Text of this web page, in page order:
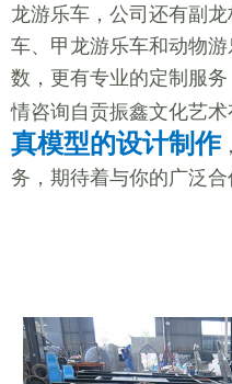
龙游乐车，公司还有副
车、甲龙游乐车和动物
数，更有专业的定制服
情咨询自贡振鑫文化艺
真模型的设计制作
务，期待着与你的广泛合